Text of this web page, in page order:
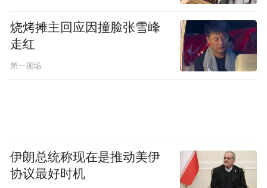
烧烤摊主回应因撞脸张雪峰
走红
第一现场
伊朗总统称现在是推动美伊
协议最好时机